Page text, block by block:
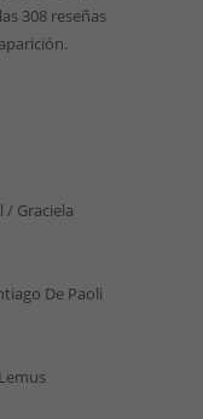
308 reseñas
/ Graciela
De Paoli